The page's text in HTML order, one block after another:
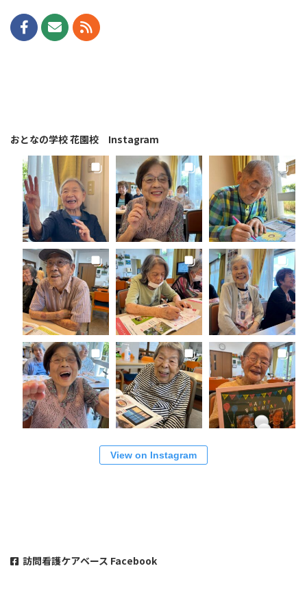
おとなの学校 花園校 Instagram
View on Instagram
訪問看護ケアベース Facebook